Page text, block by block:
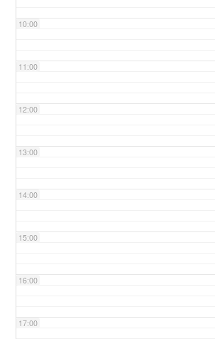
10:00
11:00
12:00
13:00
14:00
15:00
16:00
17:00